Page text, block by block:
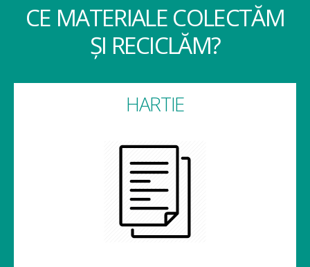
CE MATERIALE COLECTĂM
ȘI RECICLĂM?
HARTIE